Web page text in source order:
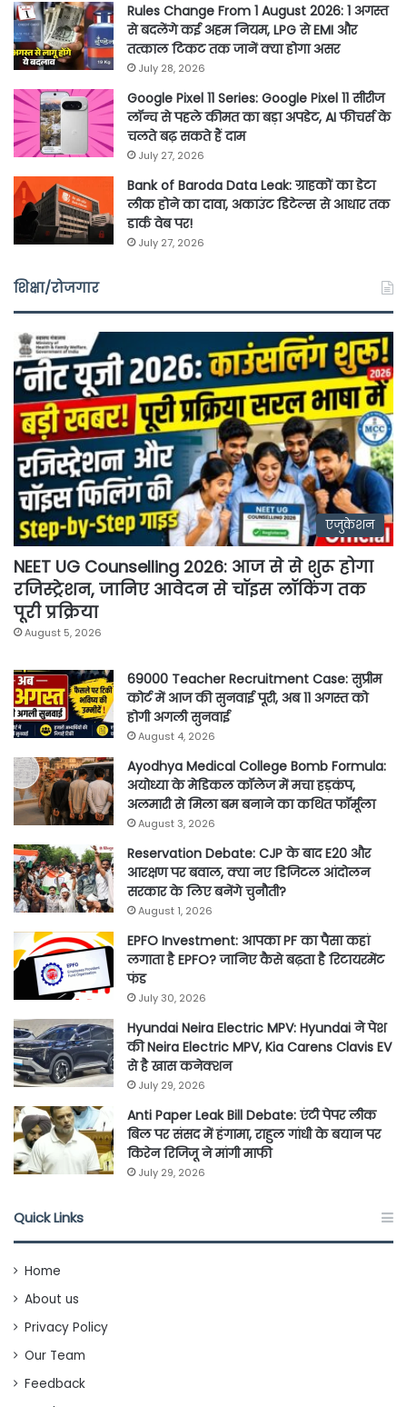
Rules Change From 1 August 2026: 1 अगस्त
से बदलेंगे कई अहम नियम, LPG से EMI और
तत्काल टिकट तक जानें क्या होगा असर
July 28, 2026
Google Pixel 11 Series: Google Pixel 11 सीरीज
लॉन्च से पहले कीमत का बड़ा अपडेट, AI फीचर्स के
चलते बढ़ सकते हैं दाम
July 27, 2026
Bank of Baroda Data Leak: ग्राहकों का डेटा
लीक होने का दावा, अकाउंट डिटेल्स से आधार तक
डार्क वेब पर!
July 27, 2026
शिक्षा/रोजगार
एजुकेशन
NEET UG Counselling 2026: आज से से शुरू होगा
रजिस्ट्रेशन, जानिए आवेदन से चॉइस लॉकिंग तक
पूरी प्रक्रिया
August 5, 2026
69000 Teacher Recruitment Case: सुप्रीम
कोर्ट में आज की सुनवाई पूरी, अब 11 अगस्त को
होगी अगली सुनवाई
August 4, 2026
Ayodhya Medical College Bomb Formula:
अयोध्या के मेडिकल कॉलेज में मचा हड़कंप,
अलमारी से मिला बम बनाने का कथित फॉर्मूला
August 3, 2026
Reservation Debate: CJP के बाद E20 और
आरक्षण पर बवाल, क्या नए डिजिटल आंदोलन
सरकार के लिए बनेंगे चुनौती?
August 1, 2026
EPFO Investment: आपका PF का पैसा कहां
लगाता है EPFO? जानिए कैसे बढ़ता है रिटायरमेंट
फंड
July 30, 2026
Hyundai Neira Electric MPV: Hyundai ने पेश
की Neira Electric MPV, Kia Carens Clavis EV
से है खास कनेक्शन
July 29, 2026
Anti Paper Leak Bill Debate: एंटी पेपर लीक
बिल पर संसद में हंगामा, राहुल गांधी के बयान पर
किरेन रिजिजू ने मांगी माफी
July 29, 2026
Quick Links
Home
About us
Privacy Policy
Our Team
Feedback